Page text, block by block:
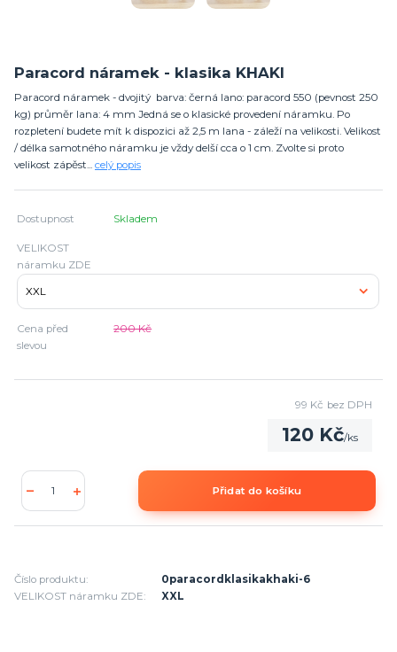
Paracord náramek - klasika KHAKI
Paracord náramek - dvojitý barva: černá lano: paracord 550 (pevnost 250
kg) průměr lana: 4 mm Jedná se o klasické provedení náramku. Po
rozpletení budete mít k dispozici až 2,5 m lana - záleží na velikosti. Velikost
/ délka samotného náramku je vždy delší cca o 1 cm. Zvolte si proto
velikost zápěst... celý popis
Dostupnost Skladem
VELIKOST
náramku ZDE
Cena před
slevou
200 Kč
120 Kč/ks
99 Kč bez DPH
Přidat do košíku
Číslo produktu:
0paracordklasikakhaki-6
VELIKOST náramku ZDE:
XXL